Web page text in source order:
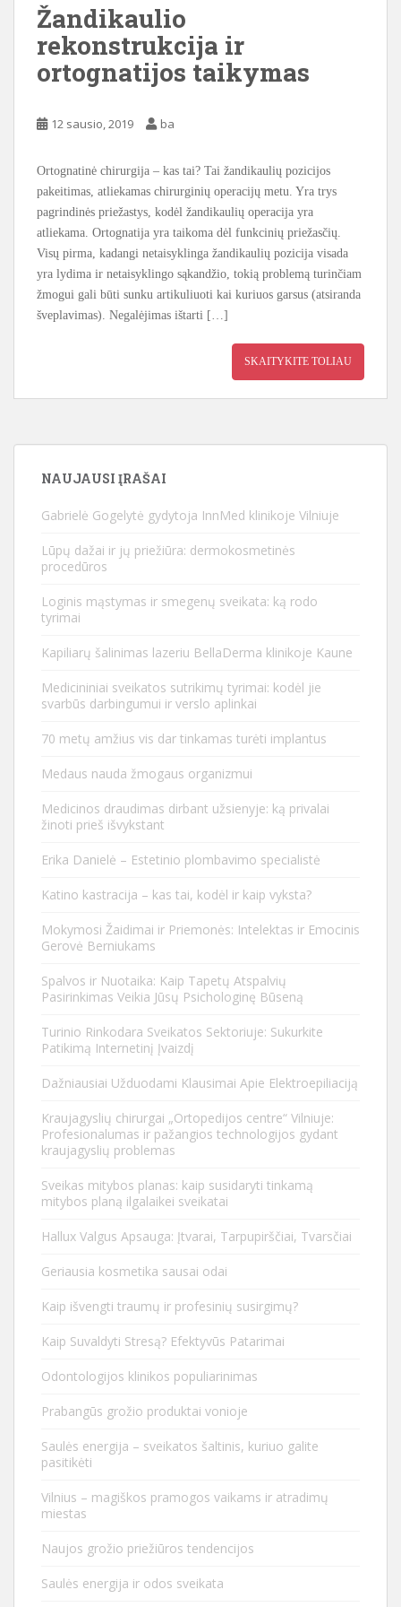
Žandikaulio
rekonstrukcija ir
ortognatijos taikymas
12 sausio, 2019 ba
Ortognatinė chirurgija – kas tai? Tai žandikaulių pozicijos
pakeitimas, atliekamas chirurginių operacijų metu. Yra trys
pagrindinės priežastys, kodėl žandikaulių operacija yra
atliekama. Ortognatija yra taikoma dėl funkcinių priežasčių.
Visų pirma, kadangi netaisyklinga žandikaulių pozicija visada
yra lydima ir netaisyklingo sąkandžio, tokią problemą turinčiam
žmogui gali būti sunku artikuliuoti kai kuriuos garsus (atsiranda
šveplavimas). Negalėjimas ištarti […]
SKAITYKITE TOLIAU
NAUJAUSI ĮRAŠAI
Gabrielė Gogelytė gydytoja InnMed klinikoje Vilniuje
Lūpų dažai ir jų priežiūra: dermokosmetinės
procedūros
Loginis mąstymas ir smegenų sveikata: ką rodo
tyrimai
Kapiliarų šalinimas lazeriu BellaDerma klinikoje Kaune
Medicininiai sveikatos sutrikimų tyrimai: kodėl jie
svarbūs darbingumui ir verslo aplinkai
70 metų amžius vis dar tinkamas turėti implantus
Medaus nauda žmogaus organizmui
Medicinos draudimas dirbant užsienyje: ką privalai
žinoti prieš išvykstant
Erika Danielė – Estetinio plombavimo specialistė
Katino kastracija – kas tai, kodėl ir kaip vyksta?
Mokymosi Žaidimai ir Priemonės: Intelektas ir Emocinis
Gerovė Berniukams
Spalvos ir Nuotaika: Kaip Tapetų Atspalvių
Pasirinkimas Veikia Jūsų Psichologinę Būseną
Turinio Rinkodara Sveikatos Sektoriuje: Sukurkite
Patikimą Internetinį Įvaizdį
Dažniausiai Užduodami Klausimai Apie Elektroepiliaciją
Kraujagyslių chirurgai „Ortopedijos centre“ Vilniuje:
Profesionalumas ir pažangios technologijos gydant
kraujagyslių problemas
Sveikas mitybos planas: kaip susidaryti tinkamą
mitybos planą ilgalaikei sveikatai
Hallux Valgus Apsauga: Įtvarai, Tarpupirščiai, Tvarsčiai
Geriausia kosmetika sausai odai
Kaip išvengti traumų ir profesinių susirgimų?
Kaip Suvaldyti Stresą? Efektyvūs Patarimai
Odontologijos klinikos populiarinimas
Prabangūs grožio produktai vonioje
Saulės energija – sveikatos šaltinis, kuriuo galite
pasitikėti
Vilnius – magiškos pramogos vaikams ir atradimų
miestas
Naujos grožio priežiūros tendencijos
Saulės energija ir odos sveikata